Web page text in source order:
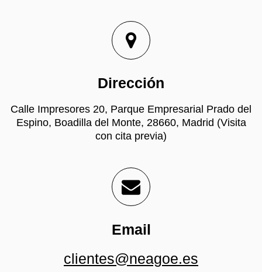
Dirección
Calle Impresores 20, Parque Empresarial Prado del
Espino, Boadilla del Monte, 28660, Madrid (Visita
con cita previa)
Email
clientes@neagoe.es